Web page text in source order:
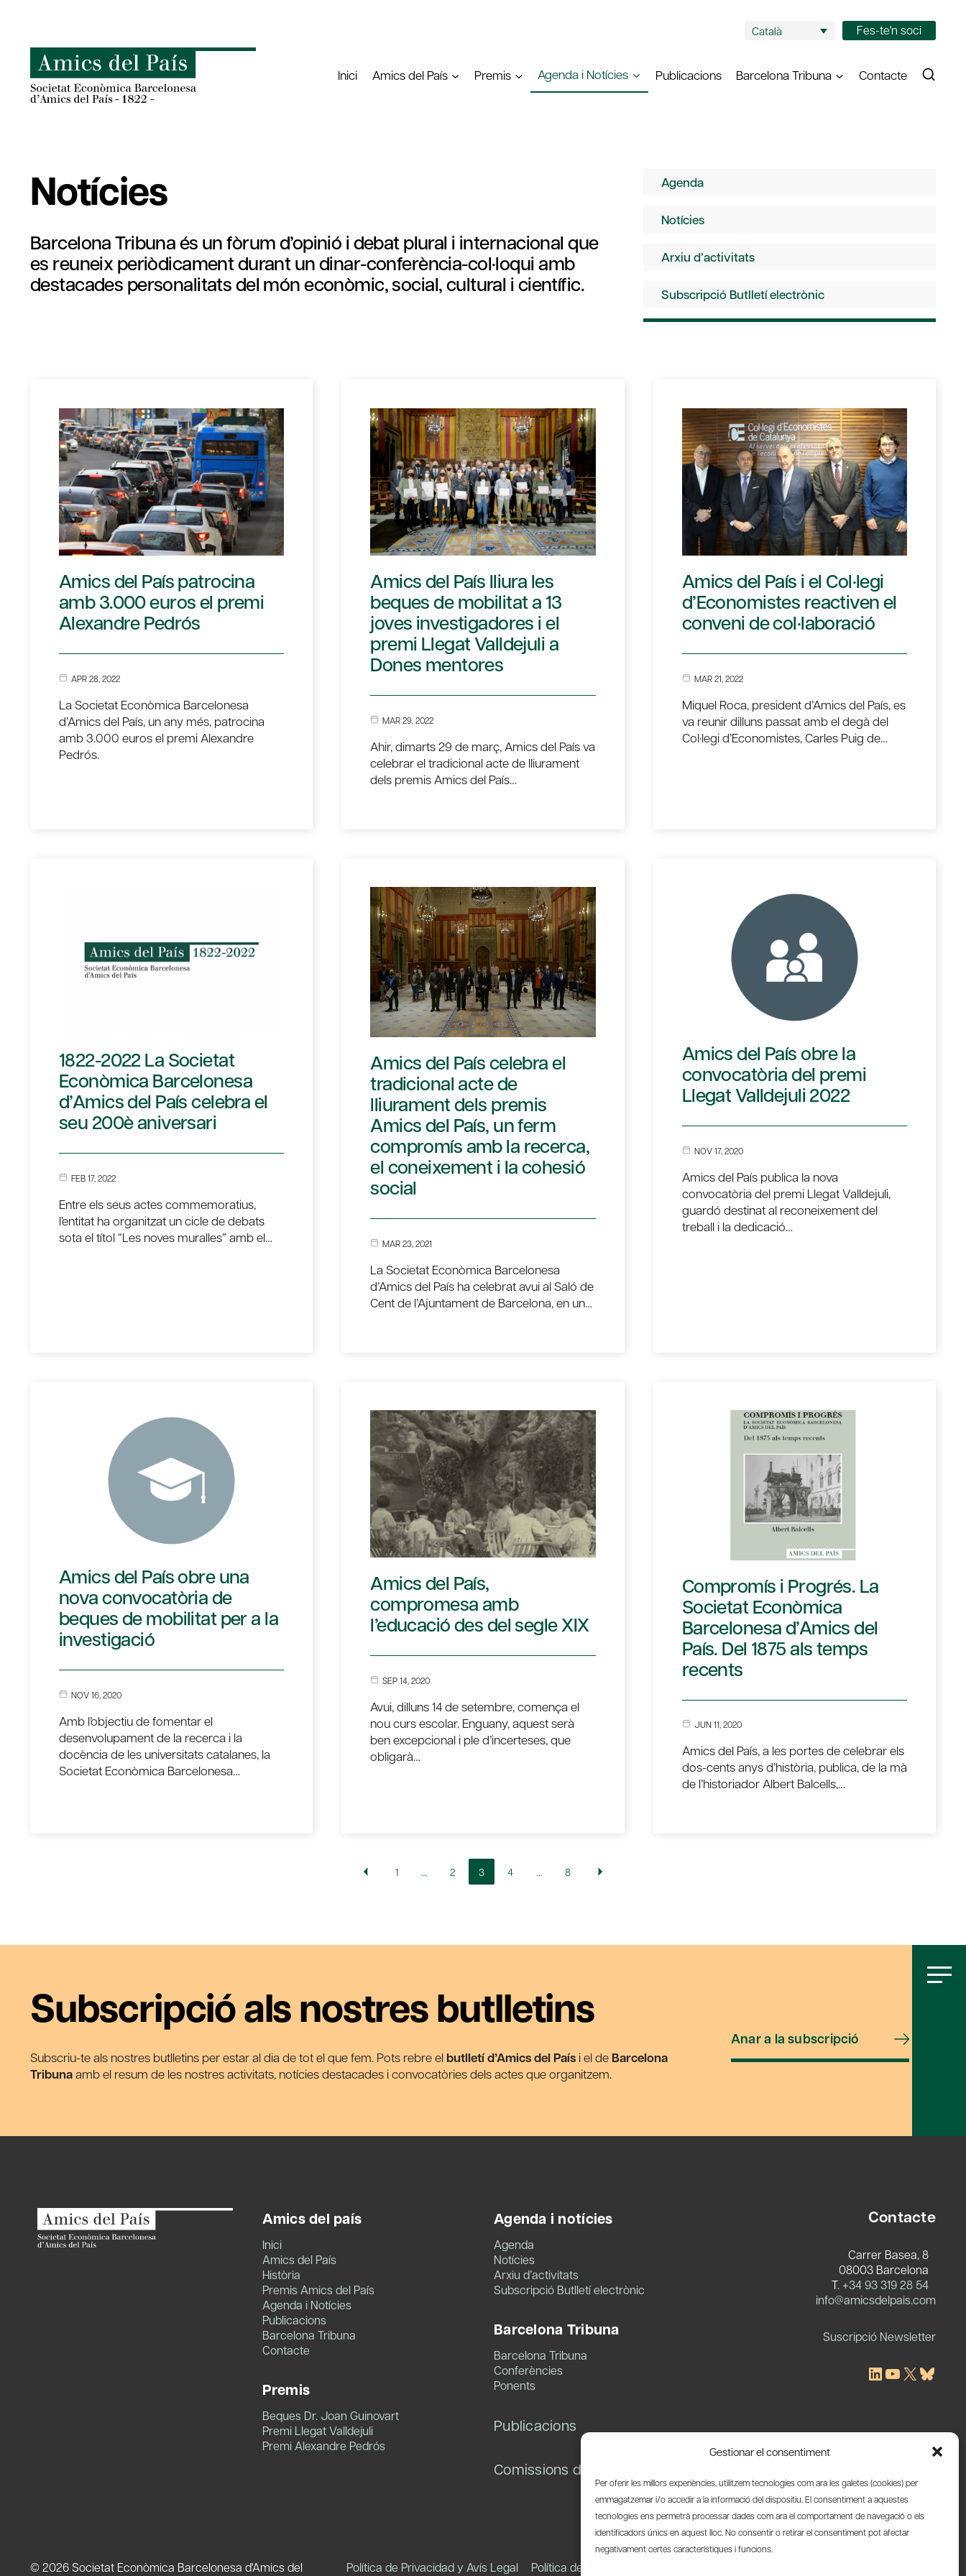
Gestionar el consentiment
Per oferir les millors experiències, utilitzem tecnologies com ara les galetes (cookies) per
emmagatzemar i/o accedir a la informació del dispositiu. El consentiment a aquestes
tecnologies ens permetrà processar dades com ara el comportament de navegació o els
identificadors únics en aquest lloc. No consentir o retirar el consentiment pot afectar
negativament certes característiques i funcions.
content
Català Fes-te'n soci
Inici Amics del País Premis Agenda i Notícies Publicacions Barcelona Tribuna Contacte
Notícies
Barcelona Tribuna és un fòrum d’opinió i debat plural i internacional que
es reuneix periòdicament durant un dinar-conferència-col·loqui amb
destacades personalitats del món econòmic, social, cultural i científic.
Agenda
Notícies
Arxiu d’activitats
Subscripció Butlletí electrònic
Amics del País patrocina
amb 3.000 euros el premi
Alexandre Pedrós
APR 28, 2022
La Societat Econòmica Barcelonesa
d’Amics del País, un any més, patrocina
amb 3.000 euros el premi Alexandre
Pedrós.
Amics del País lliura les
beques de mobilitat a 13
joves investigadores i el
premi Llegat Valldejuli a
Dones mentores
MAR 29, 2022
Ahir, dimarts 29 de març, Amics del País va
celebrar el tradicional acte de lliurament
dels premis Amics del País…
Amics del País i el Col·legi
d’Economistes reactiven el
conveni de col·laboració
MAR 21, 2022
Miquel Roca, president d’Amics del País, es
va reunir dilluns passat amb el degà del
Col·legi d’Economistes, Carles Puig de…
1822-2022 La Societat
Econòmica Barcelonesa
d’Amics del País celebra el
seu 200è aniversari
FEB 17, 2022
Entre els seus actes commemoratius,
l’entitat ha organitzat un cicle de debats
sota el títol “Les noves muralles” amb el…
Amics del País celebra el
tradicional acte de
lliurament dels premis
Amics del País, un ferm
compromís amb la recerca,
el coneixement i la cohesió
social
MAR 23, 2021
La Societat Econòmica Barcelonesa
d’Amics del País ha celebrat avui al Saló de
Cent de l’Ajuntament de Barcelona, en un…
Amics del País obre la
convocatòria del premi
Llegat Valldejuli 2022
NOV 17, 2020
Amics del País publica la nova
convocatòria del premi Llegat Valldejuli,
guardó destinat al reconeixement del
treball i la dedicació…
Amics del País obre una
nova convocatòria de
beques de mobilitat per a la
investigació
NOV 16, 2020
Amb l’objectiu de fomentar el
desenvolupament de la recerca i la
docència de les universitats catalanes, la
Societat Econòmica Barcelonesa…
Amics del País,
compromesa amb
l’educació des del segle XIX
SEP 14, 2020
Avui, dilluns 14 de setembre, comença el
nou curs escolar. Enguany, aquest serà
ben excepcional i ple d’incerteses, que
obligarà…
Compromís i Progrés. La
Societat Econòmica
Barcelonesa d’Amics del
País. Del 1875 als temps
recents
JUN 11, 2020
Amics del País, a les portes de celebrar els
dos-cents anys d’història, publica, de la mà
de l’historiador Albert Balcells,…
1 … 2 3 4 … 8
Subscripció als nostres butlletins
Subscriu-te als nostres butlletins per estar al dia de tot el que fem. Pots rebre el butlletí d’Amics del País i el de Barcelona
Tribunaamb el resum de les nostres activitats, notícies destacades i convocatòries dels actes que organitzem.
Anar a la subscripció
Amics del país
Inici
Amics del País
Història
Premis Amics del País
Agenda i Notícies
Publicacions
Barcelona Tribuna
Contacte
Premis
Beques Dr. Joan Guinovart
Premi Llegat Valldejuli
Premi Alexandre Pedrós
Agenda i notícies
Agenda
Notícies
Arxiu d’activitats
Subscripció Butlletí electrònic
Barcelona Tribuna
Barcelona Tribuna
Conferències
Ponents
Publicacions
Comissions de treball
Contacte
Carrer Basea, 8
08003 Barcelona
T. +34 93 319 28 54
info@amicsdelpais.com
Suscripció Newsletter
LinkedIn
YouTube
X
© 2026 Societat Econòmica Barcelonesa d'Amics del
Política de Privacidad y Avís Legal Política de Cookies